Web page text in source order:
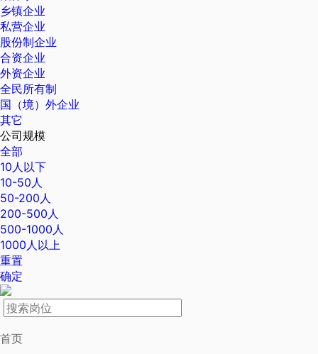
乡镇企业
私营企业
股份制企业
合资企业
外资企业
全民所有制
国（境）外企业
其它
公司规模
全部
10人以下
10-50人
50-200人
200-500人
500-1000人
1000人以上
重置
确定
首页